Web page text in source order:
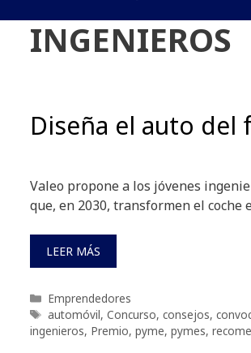
INGENIEROS
Diseña el auto del
Valeo propone a los jóvenes
que, en 2030, transformen el
LEER MÁS
Categorías
Emprendedores
Etiquetas
automóvil, Concurso, consejos,
ingenieros, Premio, pyme, pymes,